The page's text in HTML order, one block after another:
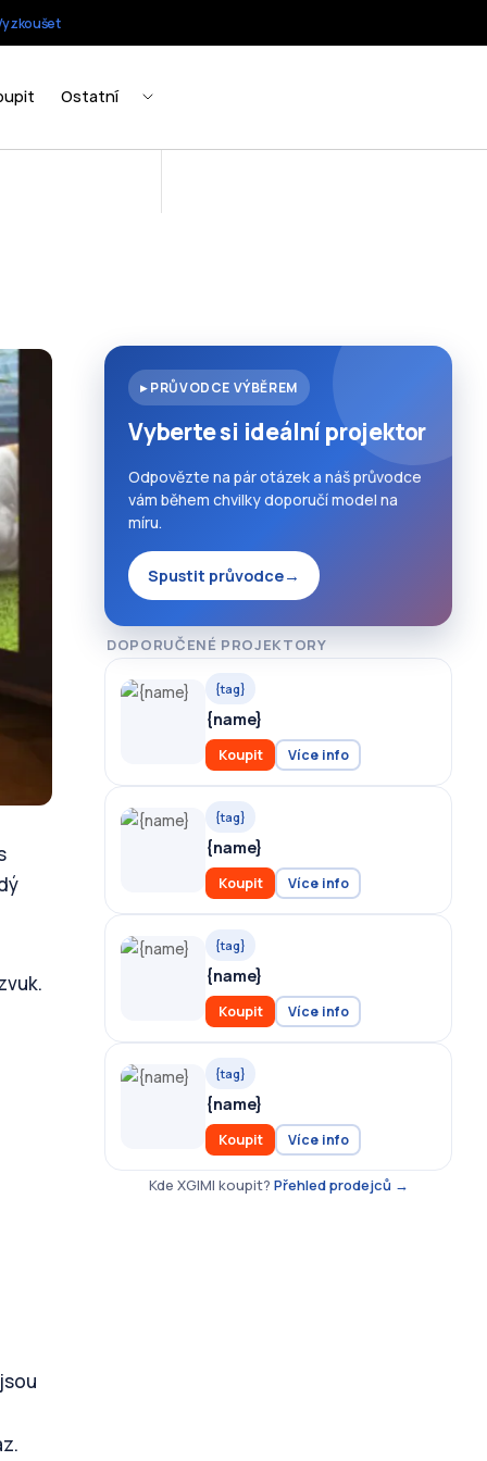
▸ PRŮVODCE VÝBĚREM
Vyberte si ideální projektor
Odpovězte na pár otázek a náš průvodce
vám během chvilky doporučí model na
míru.
Spustit průvodce→
DOPORUČENÉ PROJEKTORY
{tag}
{name}
Koupit Více info
{tag}
{name}
Koupit Více info
{tag}
{name}
Koupit Více info
{tag}
{name}
Koupit Více info
Kde XGIMI koupit? Přehled prodejců →